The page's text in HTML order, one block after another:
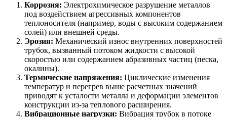
Коррозия: Электрохимическое разрушение металлов
под воздействием агрессивных компонентов
теплоносителя (например, воды с высоким содержанием
солей) или внешней среды.
Эрозия: Механический износ внутренних поверхностей
трубок, вызванный потоком жидкости с высокой
скоростью или содержанием абразивных частиц (песка,
окалины).
Термические напряжения: Циклические изменения
температур и перегрев выше расчетных значений
приводят к усталости металла и деформации элементов
конструкции из-за теплового расширения.
Вибрационные нагрузки: Вибрация трубок в потоке